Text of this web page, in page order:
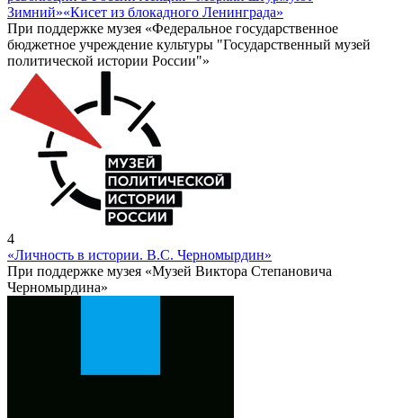
Зимний»«Кисет из блокадного Ленинграда»
При поддержке музея «Федеральное государственное
бюджетное учреждение культуры "Государственный музей
политической истории России"»
4
«Личность в истории. В.С. Черномырдин»
При поддержке музея «Музей Виктора Степановича
Черномырдина»